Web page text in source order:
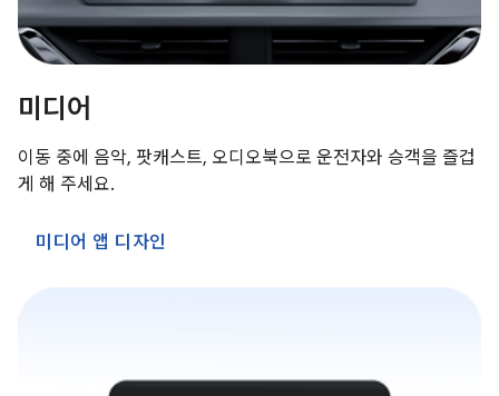
미디어
이동 중에 음악, 팟캐스트, 오디오북으로 운전자와 승객을 즐겁
게 해 주세요.
미디어 앱 디자인